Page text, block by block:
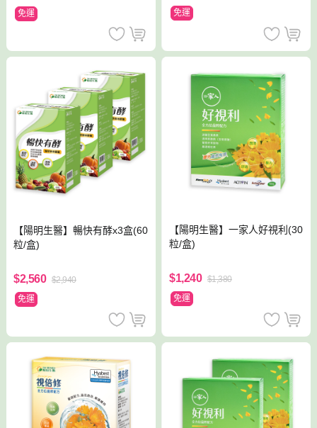
免運
免運
【陽明生醫】暢快有酵x3盒(60
粒/盒)
$2,560 $2,940
免運
【陽明生醫】一家人好視利(30
粒/盒)
$1,240 $1,380
免運